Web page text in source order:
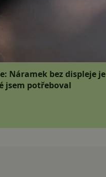
Náramek bez displeje je
jsem potřeboval